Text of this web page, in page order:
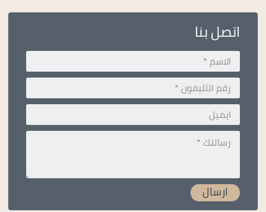
اتصل بنا